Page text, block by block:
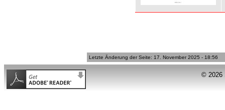
Letzte Änderung der Seite: 17. November 2025 - 18:56
© 2026